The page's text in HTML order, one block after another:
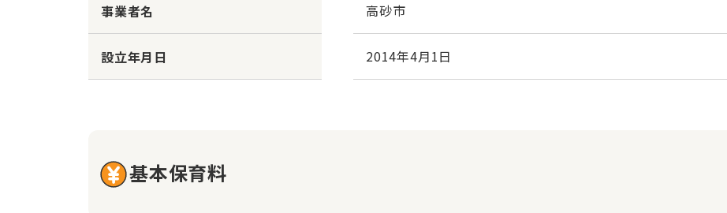
事業者名 高砂市
設立年月日 2014年4月1日
基本保育料